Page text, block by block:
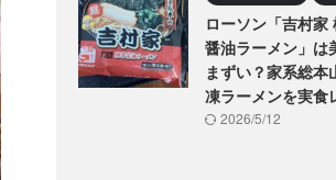
ローソン「吉村家
醤油ラーメン」は
まずい？家系総本
凍ラーメンを実食
2026/5/12